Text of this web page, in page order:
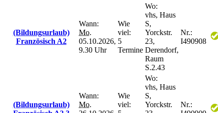
(Bildungsurlaub)
Französisch A2
Wann:
Mo.
05.10.2026,
9.30 Uhr
Wie
viel:
5
Termine
Wo:
vhs, Haus
S,
Yorckstr.
23,
Derendorf,
Raum
S.2.43
Nr.:
I490908
(Bildungsurlaub)
Wann:
Mo.
Wie
viel:
Wo:
vhs, Haus
S,
Yorckstr.
Nr.: